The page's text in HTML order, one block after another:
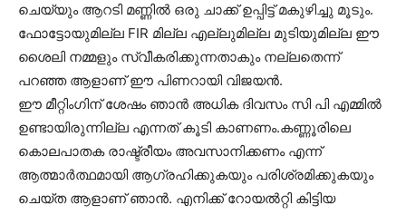
ചെയ്യും ആറടി മണ്ണിൽ ഒരു ചാക്ക് ഉപ്പിട്ട് മകുഴിച്ചു മൂടും.
ഫോട്ടോയുമില്ല FIR മില്ല എല്ലുമില്ല മുടിയുമില്ല ഈ
ശൈലി നമ്മളും സ്വീകരിക്കുന്നതാകും നല്ലതെന്ന്
പറഞ്ഞ ആളാണ് ഈ പിണറായി വിജയൻ.
ഈ മീറ്റിംഗിന് ശേഷം ഞാൻ അധിക ദിവസം സി പി എമ്മിൽ
ഉണ്ടായിരുന്നില്ല എന്നത് കൂടി കാണണം.കണ്ണൂരിലെ
കൊലപാതക രാഷ്ട്രീയം അവസാനിക്കണം എന്ന്
ആത്മാർത്ഥമായി ആഗ്രഹിക്കുകയും പരിശ്രമിക്കുകയും
ചെയ്ത ആളാണ് ഞാൻ. എനിക്ക് റോയൽറ്റി കിട്ടിയ